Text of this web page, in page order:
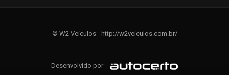
© W2 Veículos - http://w2veiculos.com.br/
Desenvolvido por